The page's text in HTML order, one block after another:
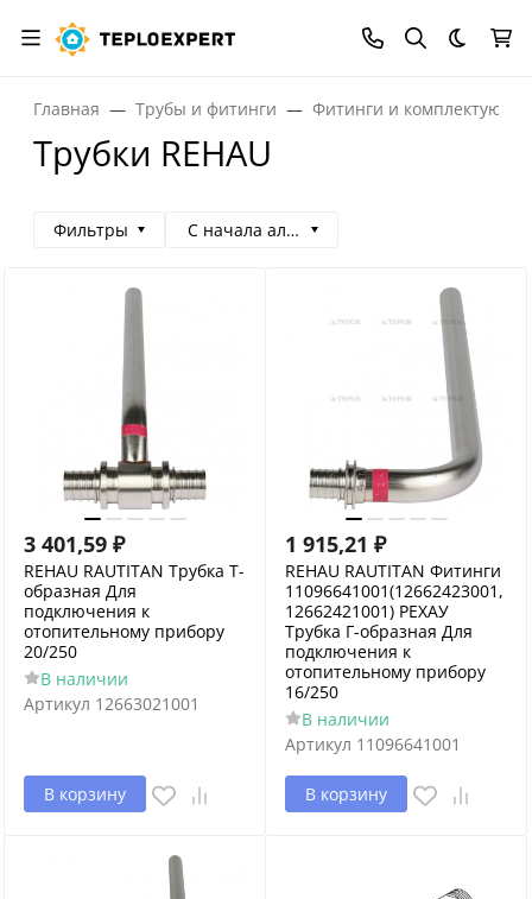
Темная
Главная Трубы и фитинги Фитинги и
Трубки REHAU
Фильтры С начала алфавита
3 401,59 ₽
REHAU RAUTITAN Трубка Т-
образная Для
подключения к
отопительному прибору
20/250
В наличии
Артикул 12663021001
В корзину
1 915,21 ₽
REHAU RAUTITAN Фитинги
11096641001(12662423001,
12662421001) РЕХАУ
Трубка Г-образная Для
подключения к
отопительному прибору
16/250
В наличии
Артикул 11096641001
В корзину